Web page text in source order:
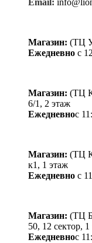
Email:
Магазин: (ТЦ
Ежедневно с
Магазин: ​(​ТЦ
6/1, 2 этаж
Ежедневнос
Магазин: (ТЦ
к1, 1 этаж
Ежедневно с
Магазин: (ТЦ
50, ​12 сектор,
Ежедневнос